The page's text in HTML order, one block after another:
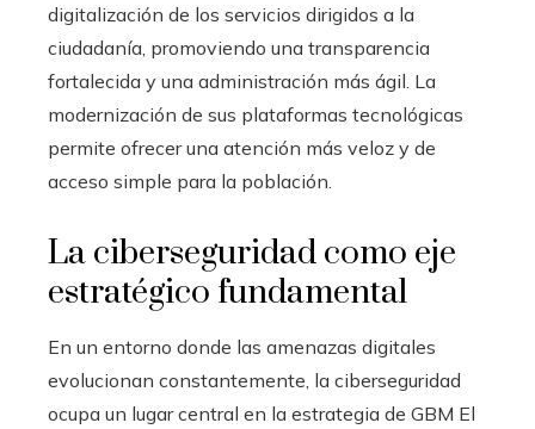
digitalización de los servicios dirigidos a la
ciudadanía, promoviendo una transparencia
fortalecida y una administración más ágil. La
modernización de sus plataformas tecnológicas
permite ofrecer una atención más veloz y de
acceso simple para la población.
La ciberseguridad como eje
estratégico fundamental
En un entorno donde las amenazas digitales
evolucionan constantemente, la ciberseguridad
ocupa un lugar central en la estrategia de GBM El